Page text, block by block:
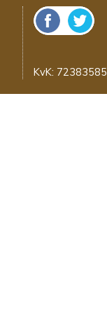
KvK: 72383585